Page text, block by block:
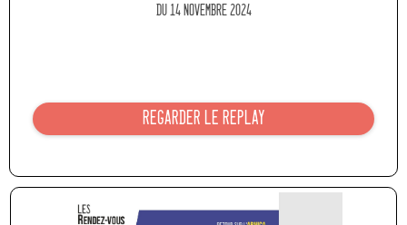
du 14 NOVEMBRE 2024
REGARDER LE REPLAY